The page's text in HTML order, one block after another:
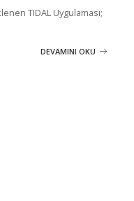
TIDAL Uygulaması;
DEVAMINI OKU